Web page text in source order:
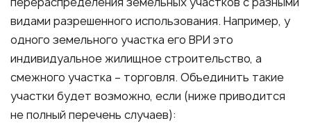
видами разрешенного использования. Например, у
одного земельного участка его ВРИ это
индивидуальное жилищное строительство, а
смежного участка – торговля. Объединить такие
участки будет возможно, если (ниже приводится
не полный перечень случаев):